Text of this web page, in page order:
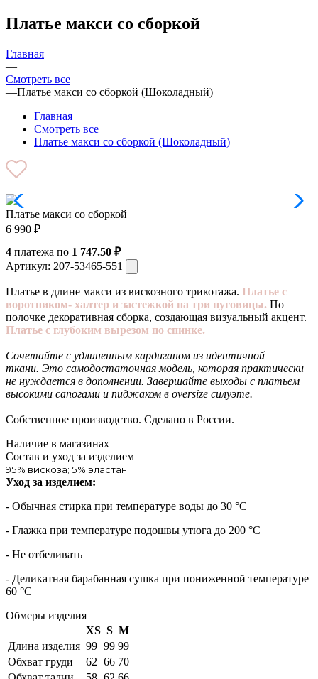
Платье макси со сборкой
Главная
—
Смотреть все
—Платье макси со сборкой (Шоколадный)
Главная
Смотреть все
Платье макси со сборкой (Шоколадный)
Платье макси со сборкой
6 990 ₽
4 платежа по 1 747.50 ₽
Артикул: 207-53465-551
Платье в длине макси из вискозного трикотажа. Платье с
воротником- халтер и застежкой на три пуговицы. По
полочке декоративная сборка, создающая визуальный акцент.
Платье с глубоким вырезом по спинке.
Сочетайте с удлиненным кардиганом из идентичной
ткани. Это самодостаточная модель, которая практически
не нуждается в дополнении. Завершайте выходы с платьем
высокими сапогами и пиджаком в oversize силуэте.
Собственное производство. Сделано в России.
Наличие в магазинах
Состав и уход за изделием
95% вискоза; 5% эластан
Уход за изделием:
- Обычная стирка при температуре воды до 30 °C
- Глажка при температуре подошвы утюга до 200 °C
- Не отбеливать
- Деликатная барабанная сушка при пониженной температуре
60 °C
Обмеры изделия
XS S M
Длина изделия 99 99 99
Обхват груди
62 66 70